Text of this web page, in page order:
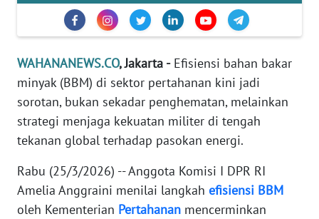
WAHANANEWS.CO, Jakarta -Efisiensi bahan bakar
minyak (BBM) di sektor pertahanan kini jadi
sorotan, bukan sekadar penghematan, melainkan
strategi menjaga kekuatan militer di tengah
tekanan global terhadap pasokan energi.
Rabu (25/3/2026) -- Anggota Komisi I DPR RI
Amelia Anggraini menilai langkah efisiensi BBM
oleh Kementerian Pertahanan mencerminkan
EDITORIAL
Informasi
INDEKS
BERITA
KONTAK